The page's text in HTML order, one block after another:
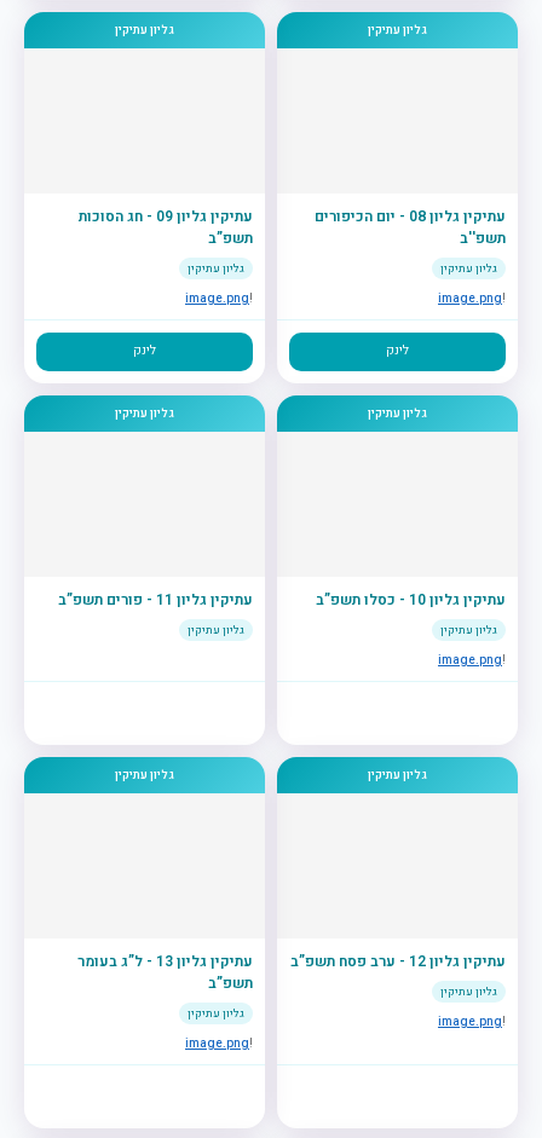
גליון עתיקין
עתיקין גליון 08 - יום הכיפורים
תשפ''ב
גליון עתיקין
!
image.png
לינק
גליון עתיקין
עתיקין גליון 09 - חג הסוכות
תשפ”ב
גליון עתיקין
!
image.png
לינק
גליון עתיקין
עתיקין גליון 10 - כסלו תשפ”ב
גליון עתיקין
!
image.png
גליון עתיקין
עתיקין גליון 11 - פורים תשפ”ב
גליון עתיקין
גליון עתיקין
עתיקין גליון 12 - ערב פסח תשפ”ב
גליון עתיקין
!
image.png
גליון עתיקין
עתיקין גליון 13 - ל”ג בעומר
תשפ”ב
גליון עתיקין
!
image.png